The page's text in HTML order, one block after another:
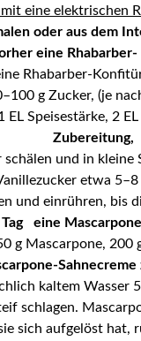
eine elektrischen
oder aus dem
eine
Rhabarber-
g Zucker, (je
EL Speisestärke, 2
Zubereitung,
schälen und in kleine
etwa
und einrühren, bis
eine
g Mascarpone, 200
kaltem Wasser
schlagen.
sich aufgelöst hat,